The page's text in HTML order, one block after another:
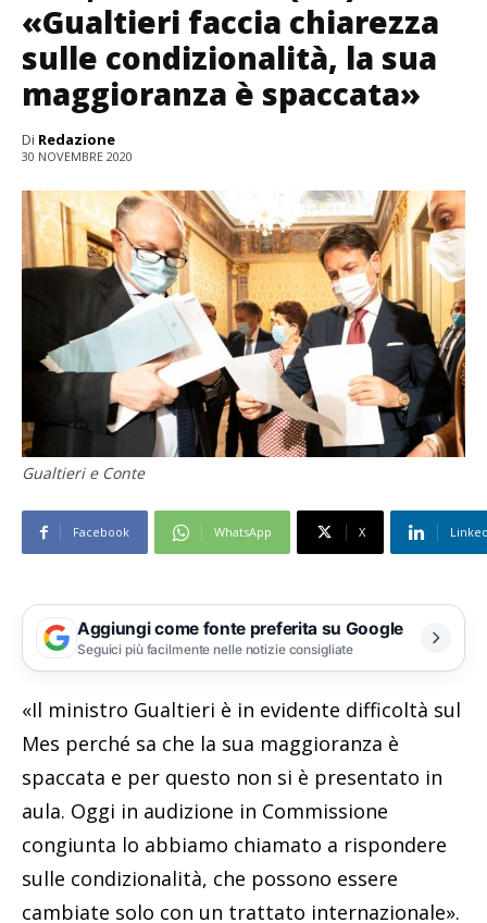
«Gualtieri faccia chiarezza
sulle condizionalità, la sua
maggioranza è spaccata»
Di Redazione
30 NOVEMBRE 2020
Gualtieri e Conte
Facebook WhatsApp X
Aggiungi come fonte preferita su Google
Seguici più facilmente nelle notizie consigliate
«Il ministro Gualtieri è in evidente difficoltà sul
Mes perché sa che la sua maggioranza è
spaccata e per questo non si è presentato in
aula. Oggi in audizione in Commissione
congiunta lo abbiamo chiamato a rispondere
sulle condizionalità, che possono essere
cambiate solo con un trattato internazionale».